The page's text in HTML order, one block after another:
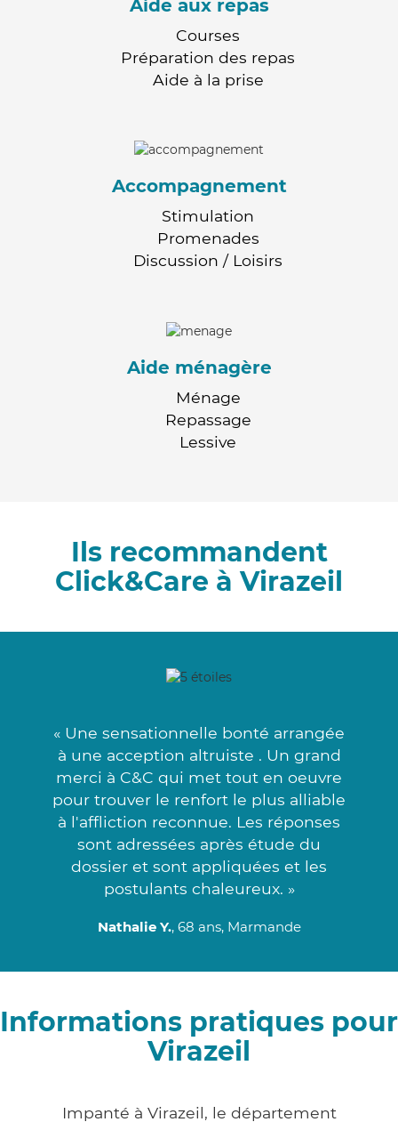
Aide aux repas
Courses
Préparation des repas
Aide à la prise
Accompagnement
Stimulation
Promenades
Discussion / Loisirs
Aide ménagère
Ménage
Repassage
Lessive
Ils recommandent
Click&Care à Virazeil
« Une sensationnelle bonté arrangée
à une acception altruiste . Un grand
merci à C&C qui met tout en oeuvre
pour trouver le renfort le plus alliable
à l'affliction reconnue. Les réponses
sont adressées après étude du
dossier et sont appliquées et les
postulants chaleureux. »
Nathalie Y., 68 ans, Marmande
Informations pratiques pour
Virazeil
Impanté à Virazeil, le département